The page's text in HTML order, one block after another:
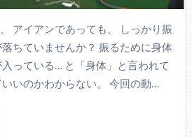
アイアンであっても、 しっかり振
ちていませんか？ 振るために身体
っている… と「身体」と言われて
いのかわからない。 今回の動…